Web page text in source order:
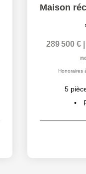
289 500 €
Honoraires
5